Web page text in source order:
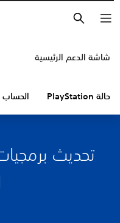
شاشة الدعم الرئيسية
حالة PlayStation الحساب
تحديث